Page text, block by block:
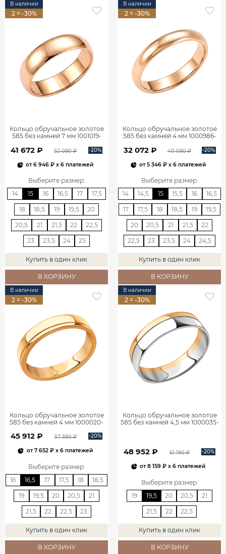
В наличии
2 = -30%
Кольцо обручальное золотое
585 без камней 7 мм 1001019-
41 672 ₽ 52 090 ₽ -20%
от6 946 ₽ x 6 платежей
Выберите размер:
14
15 16 16,5 17 17,5
18 18,5 19 19,5 20
20,5 21 21,5 22 22,5
23 23,5 24 25
Купить в один клик
В КОРЗИНУ
В наличии
2 = -30%
Кольцо обручальное золотое
585 без камней 4 мм 1000986-
32 072 ₽ 40 090 ₽ -20%
от5 346 ₽ x 6 платежей
Выберите размер:
14
14,5 15 15,5 16 16,5
17 17,5 18 18,5 19 19,5
20 20,5 21 21,5 22
22,5 23 23,5 24 24,5
Купить в один клик
В КОРЗИНУ
В наличии
2 = -30%
Кольцо обручальное золотое
585 без камней 4 мм 1000020-
45 912 ₽ 57 390 ₽ -20%
от7 652 ₽x 6 платежей
Выберите размер:
16
16,5 17 17,5 18 18,5
19 19,5 20 20,5 21
21,5 22 22,5 23
Купить в один клик
В КОРЗИНУ
В наличии
2 = -30%
Кольцо обручальное золотое
585 без камней 4,5 мм 1000035-
48 952 ₽ 61 190 ₽ -20%
от8 159 ₽ x 6 платежей
Выберите размер:
19
19,5 20 20,5 21
21,5 22 22,5
Купить в один клик
В КОРЗИНУ